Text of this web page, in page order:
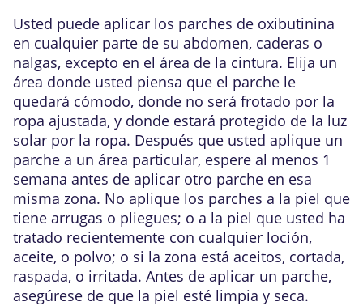
Usted puede aplicar los parches de oxibutinina
en cualquier parte de su abdomen, caderas o
nalgas, excepto en el área de la cintura. Elija un
área donde usted piensa que el parche le
quedará cómodo, donde no será frotado por la
ropa ajustada, y donde estará protegido de la luz
solar por la ropa. Después que usted aplique un
parche a un área particular, espere al menos 1
semana antes de aplicar otro parche en esa
misma zona. No aplique los parches a la piel que
tiene arrugas o pliegues; o a la piel que usted ha
tratado recientemente con cualquier loción,
aceite, o polvo; o si la zona está aceitos, cortada,
raspada, o irritada. Antes de aplicar un parche,
asegúrese de que la piel esté limpia y seca.